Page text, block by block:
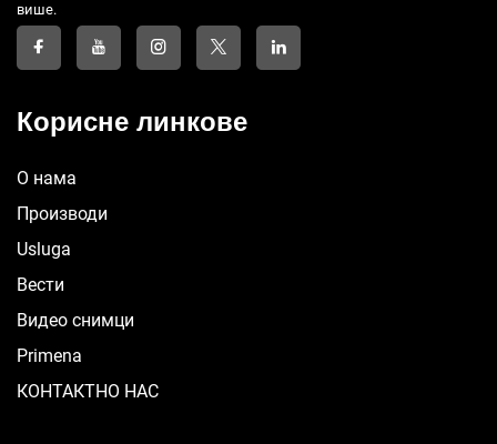
више.
Корисне линкове
О нама
Производи
Usluga
Вести
Видео снимци
Primena
КОНТАКТНО НАС